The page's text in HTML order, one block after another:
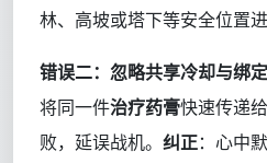
林、高坡或塔下等安全位置
错误二：忽略共享冷却与绑定
将同一件治疗药膏快速传递
败，延误战机。 纠正：心中